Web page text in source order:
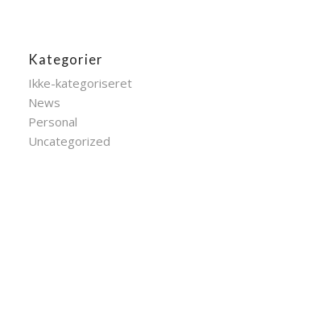
Kategorier
Ikke-kategoriseret
News
Personal
Uncategorized